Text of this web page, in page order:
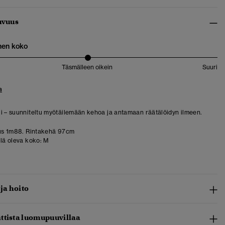
koko
Täsmälleen oikein Suuri
– suunniteltu myötäilemään kehoa ja antamaan räätälöidyn ilmeen.
1m88. Rintakehä 97cm
oleva koko: M
hoito
luomupuuvillaa